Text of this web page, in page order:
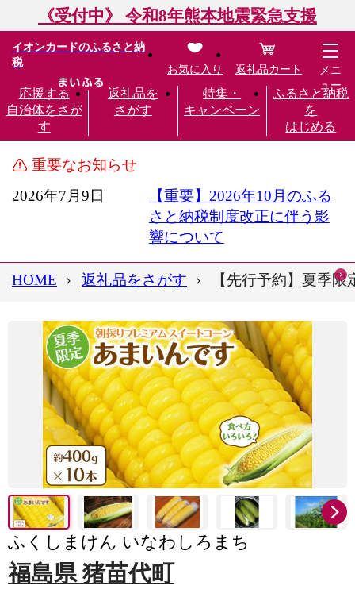
《受付中》 令和8年熊本地震緊急支援
イオンカードのふるさと納
税
応援する
自治体をさが
す
返礼品を
さがす
特集・
キャンペーン
ふるさと納税
を
はじめる
お気に入り 返礼品カート
メニ
ュー
重要なお知らせ
2026年7月9日
【重要】2026年10月のふる
さと納税制度改正に伴う影
響について
HOME 返礼品をさがす 【先行予約】夏季
ふくしまけん いなわしろまち
福島県 猪苗代町